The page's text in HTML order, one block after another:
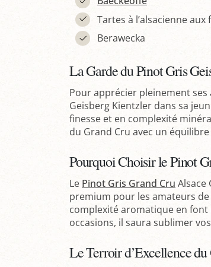
Tartes à l’alsacienne
Berawecka
La Garde du Pinot Gris
Pour apprécier pleinement
Geisberg Kientzler dans sa
finesse et en complexité
du Grand Cru avec un
Pourquoi Choisir le Pinot
Le Pinot Gris Grand Cru Alsace
premium pour les amateurs
complexité aromatique en
occasions, il saura sublimer
Le Terroir d’Excellence du